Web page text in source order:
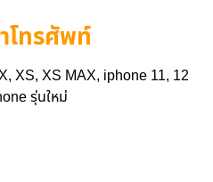
โทรศัพท์
XS, XS MAX, iphone 11, 12
รุ่นใหม่